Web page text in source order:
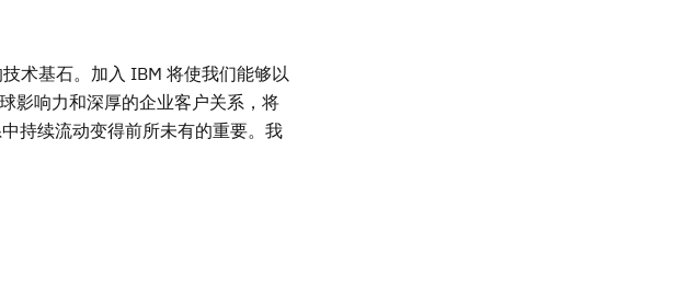
术基石。加入 IBM 将使我们能够以
影响力和深厚的企业客户关系，将
持续流动变得前所未有的重要。我